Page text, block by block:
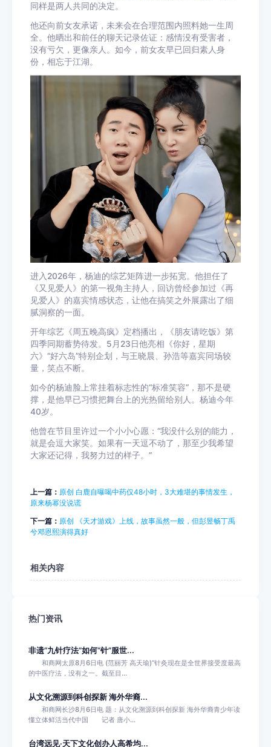
同样是两人共同的决定。
他还向前女友承诺，未来会在合理范围内照料她一生周
全。他晒出和前任的聊天记录佐证：感情没有受害者，
没有亏欠，更像亲人。如今，前女友早已回归素人身
份，相忘于江湖。
进入2026年，杨迪的综艺矩阵进一步拓宽。他担任了
《又见爱人》的第一视角主持人，回访曾经参加过《再
见爱人》的嘉宾情感状态，让他在搞笑之外展露出了细
腻洞察的一面。
开年综艺《周五晚高疯》定档播出，《朋友请吃饭》第
四季同期蓄势待发。5月23日他亮相《你好，星期
六》“好六岛”特别企划，与王晓晨、孙浩等嘉宾同场较
量，笑点不断。
如今的杨迪脸上常挂着标志性的“标准笑容”，那不是硬
撑，是他早已习惯把舞台上的光热留给别人。杨迪今年
40岁。
他曾在节目里许过一个小小心愿：“我没什么别的能力，
就是会逗大家笑。如果有一天逗不动了，那至少我希望
大家还记得，我努力过的样子。”
上一篇： 原创 白鹿自曝喝中药仅48小时，3大难堪的事情发生，
原来杨幂没说谎
下一篇： 原创 《天才游戏》上线，故事虽然一般，但彭昱畅丁禹
兮邓恩熙演得真好
相关内容
热门资讯
非遗“九针疗法”如何“针”服世...
和商网太原8月6日电 (范丽芳 高天瑜)“针灸现在是全世界接受度最高
的中医疗法，没有之一。截至目...
从文化溯源到科创探新 海外华裔...
和商网长沙8月6日电 题：从文化溯源到科创探新 海外华裔青少年读
懂立体鲜活当代中国 记者 唐小...
台湾远见·天下文化创办人高希均...